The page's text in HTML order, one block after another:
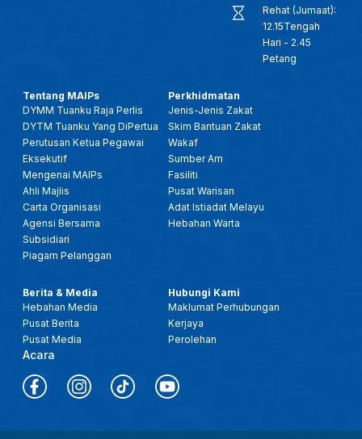
Rehat (Jumaat):
12.15Tengah
Hari - 2.45
Petang
Tentang MAIPs
DYMM Tuanku Raja Perlis
DYTM Tuanku Yang DiPertua
Perutusan Ketua Pegawai
Eksekutif
Mengenai MAIPs
Ahli Majlis
Carta Organisasi
Agensi Bersama
Subsidiari
Piagam Pelanggan
Perkhidmatan
Jenis-Jenis Zakat
Skim Bantuan Zakat
Wakaf
Sumber Am
Fasiliti
Pusat Warisan
Adat Istiadat Melayu
Hebahan Warta
Berita & Media
Hebahan Media
Pusat Berita
Pusat Media
Acara
Hubungi Kami
Maklumat Perhubungan
Kerjaya
Perolehan